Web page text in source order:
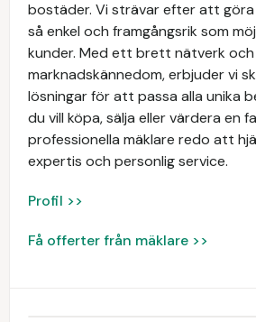
bostäder. Vi strävar efter att
så enkel och framgångsrik som
kunder. Med ett brett nätverk
marknadskännedom, erbjuder vi
lösningar för att passa alla unika
du vill köpa, sälja eller värdera en
professionella mäklare redo att
expertis och personlig service.
Profil >>
Få offerter från mäklare >>